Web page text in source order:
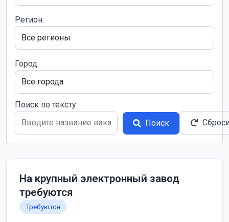
Регион:
Город:
Поиск по тексту:
Поиск
На крупный электронный завод
требуются
Требуются